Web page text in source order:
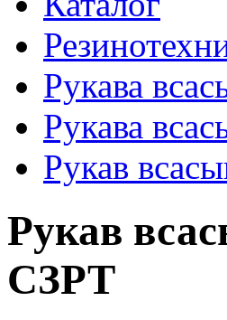
Рукава
Рукава
Рукав
Рукав
СЗРТ